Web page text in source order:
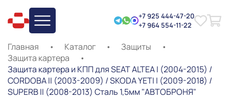
+7 925 444-47-20
+7 964 554-11-22
Главная • Каталог • Защиты
•
Защита картера
•
Защита картера и КПП для SEAT ALTEA I (2004-2015) /
CORDOBA II (2003-2009) / SKODA YETI I (2009-2018) /
SUPERB II (2008-2013) Сталь 1,5мм "АВТОБРОНЯ"